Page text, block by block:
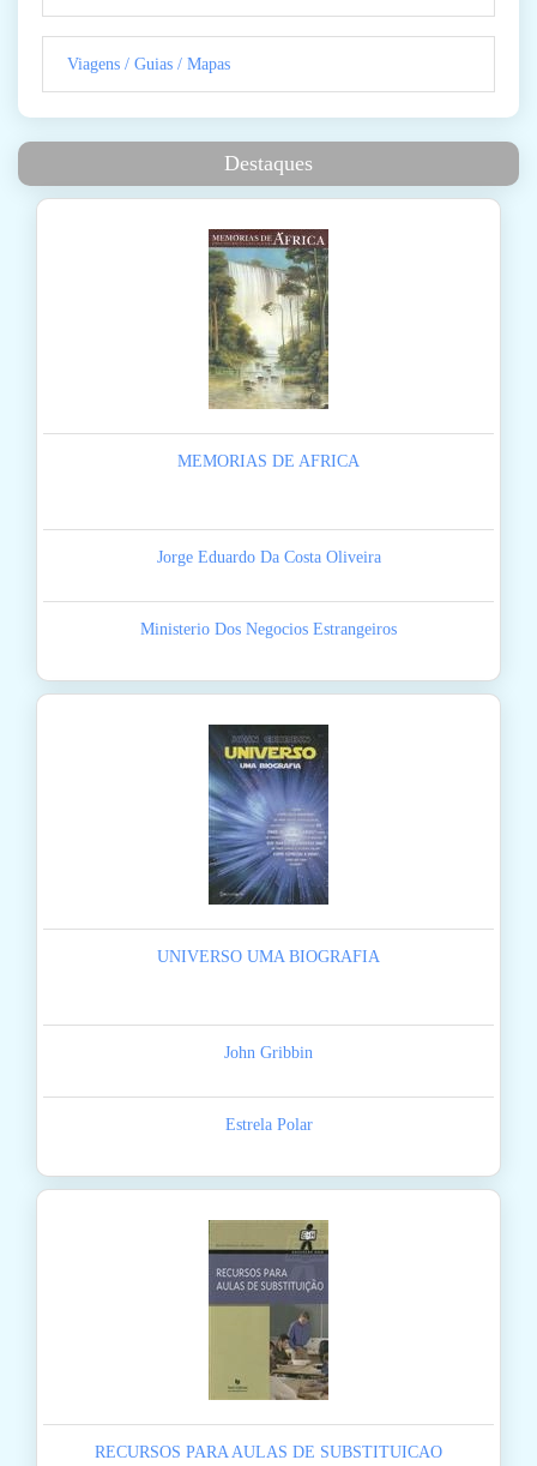
Viagens / Guias / Mapas
Destaques
MEMORIAS DE AFRICA
Jorge Eduardo Da Costa Oliveira
Ministerio Dos Negocios Estrangeiros
UNIVERSO UMA BIOGRAFIA
John Gribbin
Estrela Polar
RECURSOS PARA AULAS DE SUBSTITUICAO